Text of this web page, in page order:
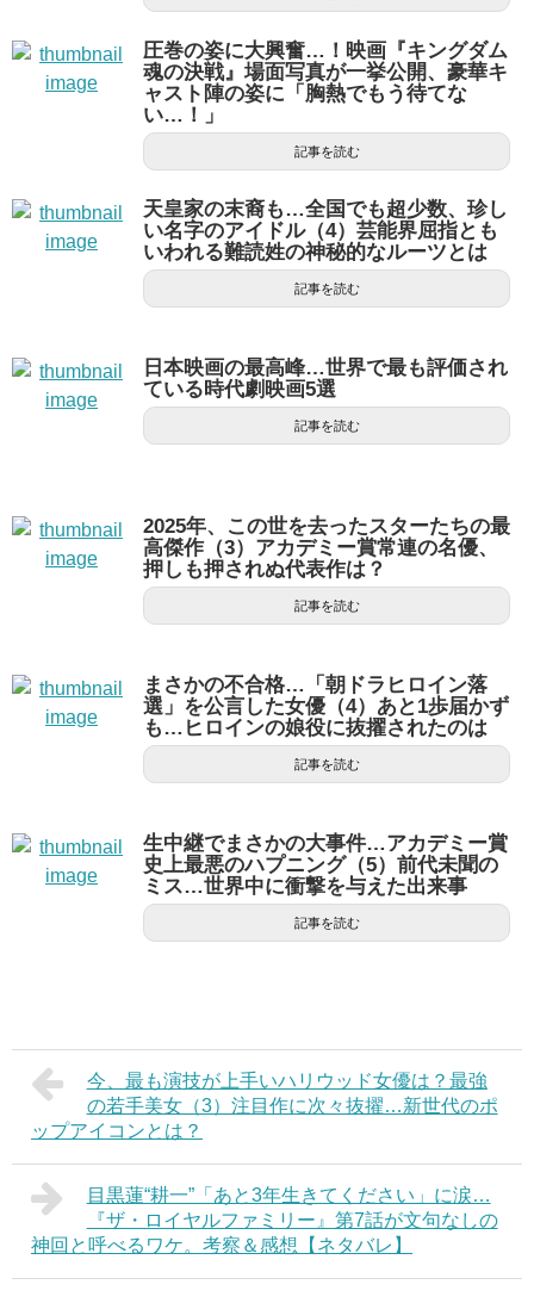
圧巻の姿に大興奮…！映画『キングダム
魂の決戦』場面写真が一挙公開、豪華キ
ャスト陣の姿に「胸熱でもう待てな
い…！」
記事を読む
天皇家の末裔も…全国でも超少数、珍し
い名字のアイドル（4）芸能界屈指とも
いわれる難読姓の神秘的なルーツとは
記事を読む
日本映画の最高峰…世界で最も評価され
ている時代劇映画5選
記事を読む
2025年、この世を去ったスターたちの最
高傑作（3）アカデミー賞常連の名優、
押しも押されぬ代表作は？
記事を読む
まさかの不合格…「朝ドラヒロイン落
選」を公言した女優（4）あと1歩届かず
も…ヒロインの娘役に抜擢されたのは
記事を読む
生中継でまさかの大事件…アカデミー賞
史上最悪のハプニング（5）前代未聞の
ミス…世界中に衝撃を与えた出来事
記事を読む
今、最も演技が上手いハリウッド女優は？最強
の若手美女（3）注目作に次々抜擢…新世代のポ
ップアイコンとは？
目黒蓮“耕一”「あと3年生きてください」に涙…
『ザ・ロイヤルファミリー』第7話が文句なしの
神回と呼べるワケ。考察＆感想【ネタバレ】